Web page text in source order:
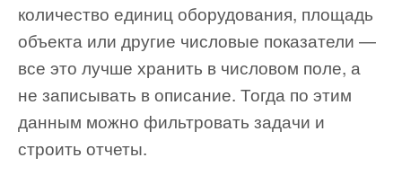
количество единиц оборудования, площадь
объекта или другие числовые показатели —
все это лучше хранить в числовом поле, а
не записывать в описание. Тогда по этим
данным можно фильтровать задачи и
строить отчеты.